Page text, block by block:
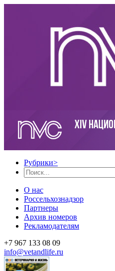
Рубрики>
О нас
Россельхознадзор
Партнеры
Архив номеров
Рекламодателям
+7 967 133 08 09
info@vetandlife.ru